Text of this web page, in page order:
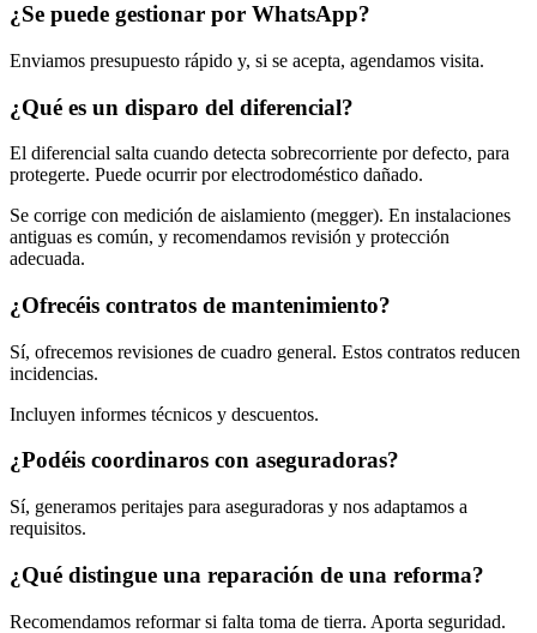
¿Se puede gestionar por WhatsApp?
Enviamos presupuesto rápido y, si se acepta, agendamos visita.
¿Qué es un disparo del diferencial?
El diferencial salta cuando detecta sobrecorriente por defecto, para
protegerte. Puede ocurrir por electrodoméstico dañado.
Se corrige con medición de aislamiento (megger). En instalaciones
antiguas es común, y recomendamos revisión y protección
adecuada.
¿Ofrecéis contratos de mantenimiento?
Sí, ofrecemos revisiones de cuadro general. Estos contratos reducen
incidencias.
Incluyen informes técnicos y descuentos.
¿Podéis coordinaros con aseguradoras?
Sí, generamos peritajes para aseguradoras y nos adaptamos a
requisitos.
¿Qué distingue una reparación de una reforma?
Recomendamos reformar si falta toma de tierra. Aporta seguridad.